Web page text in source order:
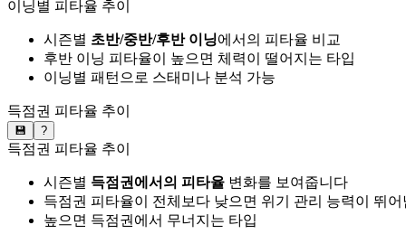
이닝별 피타율 추이
시즌별 초반/중반/후반 이닝에서의 피타율 비교
후반 이닝 피타율이 높으면 체력이 떨어지는 타입
이닝별 패턴으로 스태미나 분석 가능
득점권 피타율 추이
💾 ?
득점권 피타율 추이
시즌별 득점권에서의 피타율 변화를 보여줍니다
득점권 피타율이 전체보다 낮으면 위기 관리 능력이 뛰어
높으면 득점권에서 무너지는 타입